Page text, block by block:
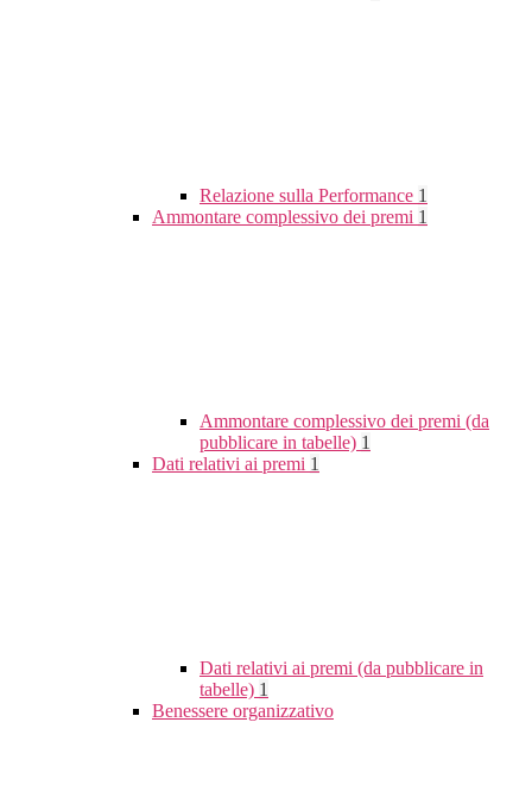
Relazione sulla Performance 1
Ammontare complessivo dei premi 1
Ammontare complessivo dei premi (da
pubblicare in tabelle) 1
Dati relativi ai premi 1
Dati relativi ai premi (da pubblicare in
tabelle) 1
Benessere organizzativo